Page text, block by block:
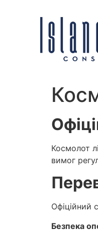
Космолот
вимог
Офіційний
Безпека